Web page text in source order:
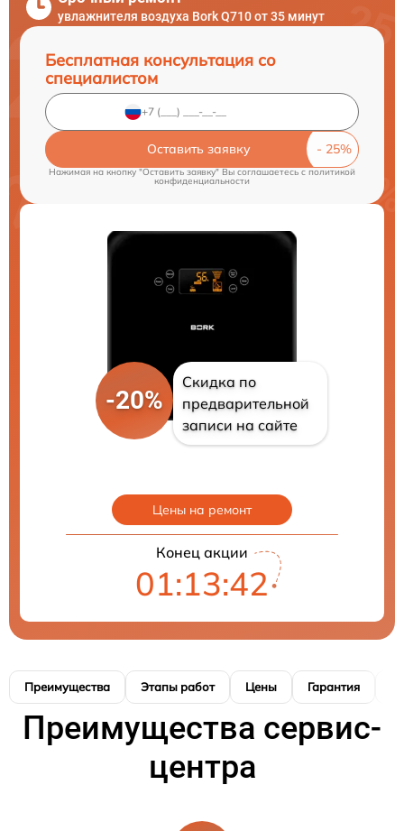
увлажнителя воздуха Bork Q710 от 35 минут
Бесплатная консультация со
специалистом
Оставить заявку
Нажимая на кнопку "Оставить заявку" Вы соглашаетесь cполитикой
конфиденциальности
-20%
Скидка по
предварительной
записи на сайте
Цены на ремонт
Конец акции
01:13:41
Преимущества Этапы работ Цены Гарантия
Преимущества сервис-
центра